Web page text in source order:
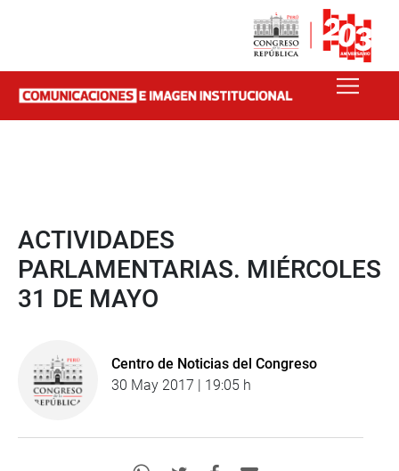
ACTIVIDADES
PARLAMENTARIAS. MIÉRCOLES
31 DE MAYO
Centro de Noticias del Congreso
30 May 2017 | 19:05 h